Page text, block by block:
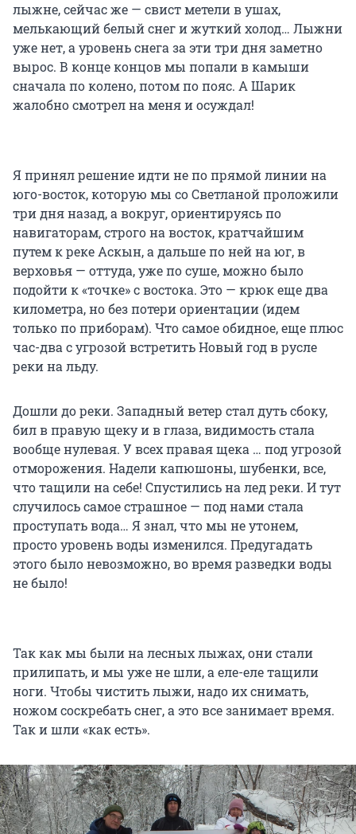
лыжне, сейчас же — свист метели в ушах,
мелькающий белый снег и жуткий холод… Лыжни
уже нет, а уровень снега за эти три дня заметно
вырос. В конце концов мы попали в камыши
сначала по колено, потом по пояс. А Шарик
жалобно смотрел на меня и осуждал!
Я принял решение идти не по прямой линии на
юго-восток, которую мы со Светланой проложили
три дня назад, а вокруг, ориентируясь по
навигаторам, строго на восток, кратчайшим
путем к реке Аскын, а дальше по ней на юг, в
верховья — оттуда, уже по суше, можно было
подойти к «точке» с востока. Это — крюк еще два
километра, но без потери ориентации (идем
только по приборам). Что самое обидное, еще плюс
час-два с угрозой встретить Новый год в русле
реки на льду.
Дошли до реки. Западный ветер стал дуть сбоку,
бил в правую щеку и в глаза, видимость стала
вообще нулевая. У всех правая щека … под угрозой
отморожения. Надели капюшоны, шубенки, все,
что тащили на себе! Спустились на лед реки. И тут
случилось самое страшное — под нами стала
проступать вода… Я знал, что мы не утонем,
просто уровень воды изменился. Предугадать
этого было невозможно, во время разведки воды
не было!
Так как мы были на лесных лыжах, они стали
прилипать, и мы уже не шли, а еле-еле тащили
ноги. Чтобы чистить лыжи, надо их снимать,
ножом соскребать снег, а это все занимает время.
Так и шли «как есть».